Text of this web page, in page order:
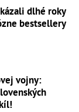
dlhé roky
bestsellery
vojny: